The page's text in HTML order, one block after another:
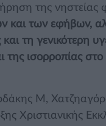
της νηστείας
και των εφήβων,
τη γενικότερη
της ισορροπίας
M,
Χριστιανικής